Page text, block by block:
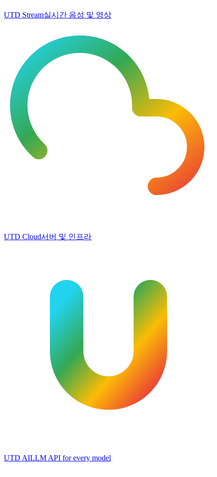
UTD Stream실시간 음성 및 영상
UTD Cloud서버 및 인프라
UTD AILLM API for every model